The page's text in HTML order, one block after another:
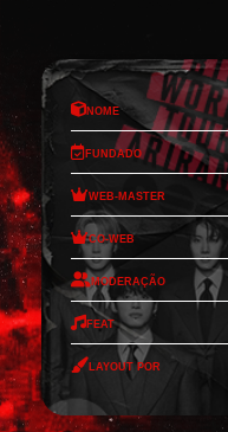
Nome
Fundado
Web-Master
Co-Web
Moderação
Feat
Layout por